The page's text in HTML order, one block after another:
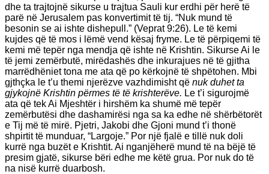
dhe ta trajtojnë sikurse u trajtua Sauli kur erdhi për herë të
parë në Jerusalem pas konvertimit të tij. “Nuk mund të
besonin se ai ishte dishepull.” (Veprat 9:26). Le të kemi
kujdes që të mos i lëmë vend kësaj fryme. Le të përpiqemi të
kemi më tepër nga mendja që ishte në Krishtin. Sikurse Ai le
të jemi zemërbutë, mirëdashës dhe inkurajues në të gjitha
marrëdhëniet tona me ata që po kërkojnë të shpëtohen. Mbi
gjthçka le t’u themi njerëzve vazhdimisht që nuk duhet ta
gjykojnë Krishtin përmes të të krishterëve. Le t’i sigurojmë
ata që tek Ai Mjeshtër i hirshëm ka shumë më tepër
zemërbutësi dhe dashamirësi nga sa ka edhe në shërbëtorët
e Tij më të mirë. Pjetri, Jakobi dhe Gjoni mund t’i thonë
shpirtit të munduar, “Largoje.” Por një fjalë e tillë nuk doli
kurrë nga buzët e Krishtit. Ai nganjëherë mund të na bëjë të
presim gjatë, sikurse bëri edhe me këtë grua. Por nuk do të
na nisë kurrë duarbosh.